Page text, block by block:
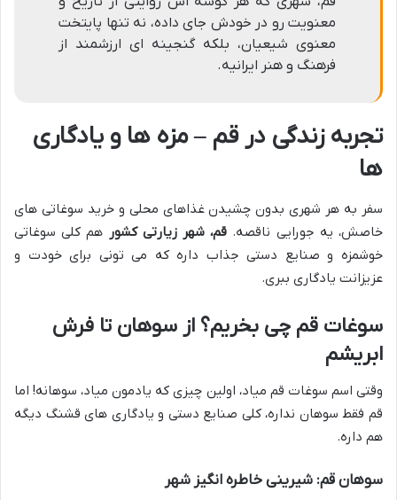
معنویت رو در خودش جای داده، نه تنها پایتخت
معنوی شیعیان، بلکه گنجینه ای ارزشمند از
فرهنگ و هنر ایرانیه.
تجربه زندگی در قم – مزه ها و یادگاری
ها
سفر به هر شهری بدون چشیدن غذاهای محلی و خرید سوغاتی های
خاصش، یه جورایی ناقصه. قم، شهر زیارتی کشور هم کلی سوغاتی
خوشمزه و صنایع دستی جذاب داره که می تونی برای خودت و
عزیزانت یادگاری ببری.
سوغات قم چی بخریم؟ از سوهان تا فرش
ابریشم
وقتی اسم سوغات قم میاد، اولین چیزی که یادمون میاد، سوهانه! اما
قم فقط سوهان نداره، کلی صنایع دستی و یادگاری های قشنگ دیگه
هم داره.
سوهان قم: شیرینی خاطره انگیز شهر